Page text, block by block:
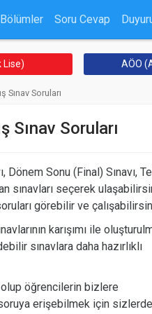
Bölümler Soru Cevap
Lise) AÖO
Sınav Soruları
Sınav Soruları
Dönem Sonu (Final) Sınavı,
sınavları seçerek
görebilir ve
karışımı ile
sınavlara daha hazırlıklı
olup öğrencilerin bizlere
erişebilmek için sizlerde